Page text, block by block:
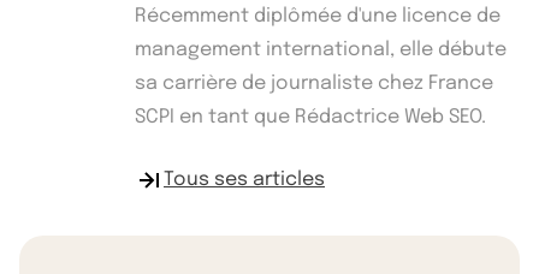
Récemment diplômée d'une licence de
management international, elle débute
sa carrière de journaliste chez France
SCPI en tant que Rédactrice Web SEO.
Tous ses articles